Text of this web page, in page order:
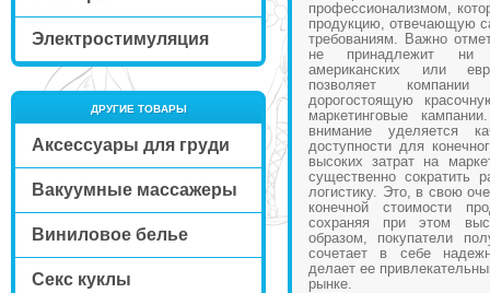
Электростимуляция
ДРУГИЕ ТОВАРЫ
Аксессуары для груди
Вакуумные массажеры
Виниловое белье
Секс куклы
профессионализмом,
продукцию, отвечающую
требованиям. Важно
не принадлежит ни
американских или
позволяет
дорогостоящую
маркетинговые
внимание уделяется
доступности для
высоких затрат на
существенно сократить
логистику. Это, в свою
конечной стоимости
сохраняя при этом
образом, покупатели
сочетает в себе
делает ее
рынке.